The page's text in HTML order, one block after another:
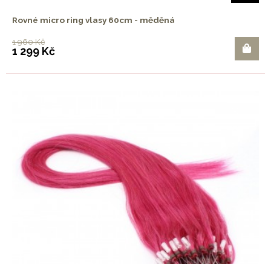
Rovné micro ring vlasy 60cm - měděná
1 960 Kč
1 299 Kč